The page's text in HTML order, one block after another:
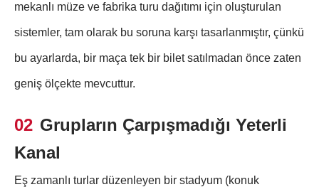
mekanlı müze ve fabrika turu dağıtımı için oluşturulan
sistemler, tam olarak bu soruna karşı tasarlanmıştır, çünkü
bu ayarlarda, bir maça tek bir bilet satılmadan önce zaten
geniş ölçekte mevcuttur.
02 Grupların Çarpışmadığı Yeterli
Kanal
Eş zamanlı turlar düzenleyen bir stadyum (konuk